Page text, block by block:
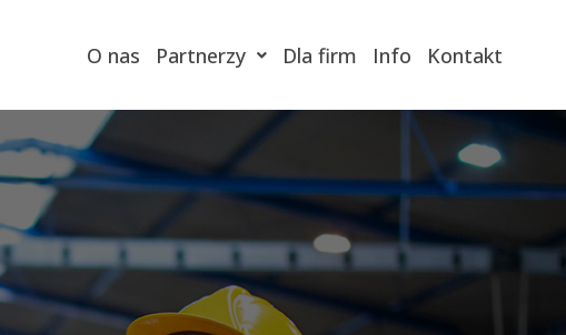
O nas Partnerzy Dla firm Info Kontakt